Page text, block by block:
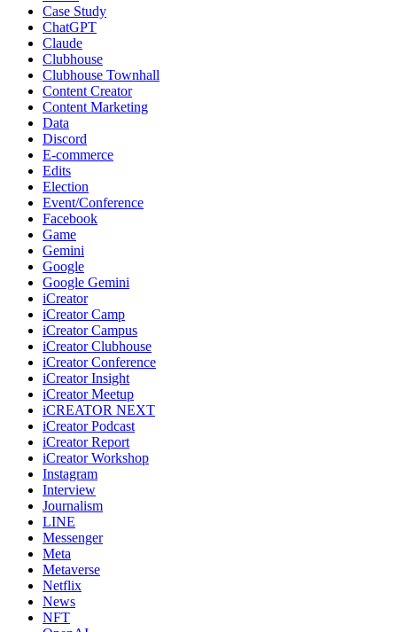
Case Study
ChatGPT
Claude
Clubhouse
Clubhouse Townhall
Content Creator
Content Marketing
Data
Discord
E-commerce
Edits
Election
Event/Conference
Facebook
Game
Gemini
Google
Google Gemini
iCreator
iCreator Camp
iCreator Campus
iCreator Clubhouse
iCreator Conference
iCreator Insight
iCreator Meetup
iCREATOR NEXT
iCreator Podcast
iCreator Report
iCreator Workshop
Instagram
Interview
Journalism
LINE
Messenger
Meta
Metaverse
Netflix
News
NFT